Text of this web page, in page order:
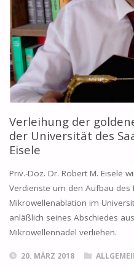
Verleihung der
der Universität des
Eisele
Priv.-Doz. Dr. Robert M. Eisele
Verdienste um den Aufbau
Mikrowellenablation im
anläßlich seines Abschiedes
Mikrowellennadel
20. MÄRZ 2018